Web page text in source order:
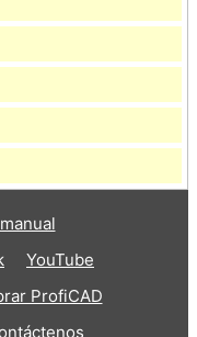
YouTube
ProfiCAD